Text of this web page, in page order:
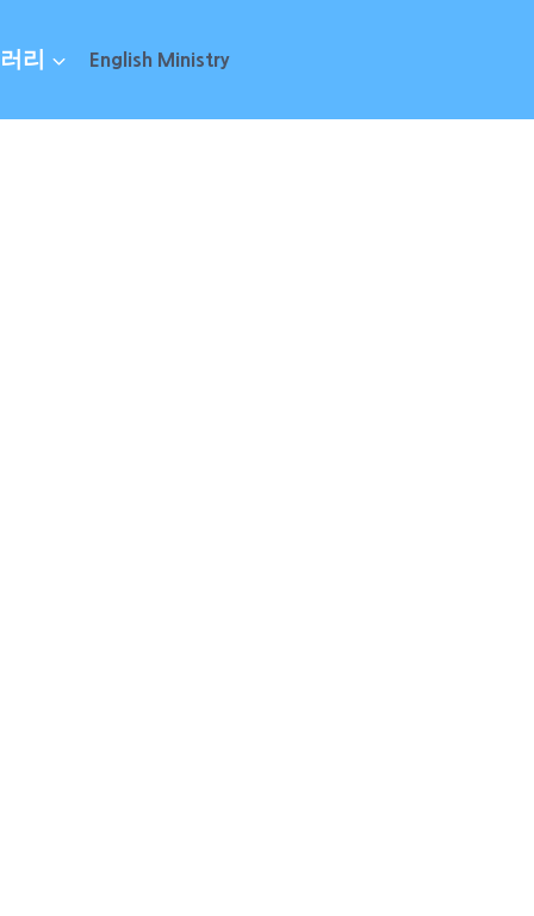
리 English Ministry